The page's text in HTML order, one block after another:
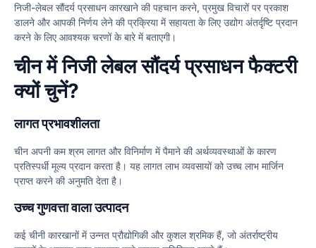
निजी-लेबल सौंदर्य प्रसाधन कारखाने की पहचान करने, प्रमुख विचारों पर प्रकाश
डालने और आपकी निर्णय लेने की प्रक्रिया में सहायता के लिए उद्योग अंतर्दृष्टि प्रदान
करने के लिए आवश्यक चरणों के बारे में बताएगी।
चीन में निजी लेबल सौंदर्य प्रसाधन फैक्टरी
क्यों चुनें?
लागत प्रभावशीलता
चीन अपनी कम श्रम लागत और विनिर्माण में पैमाने की अर्थव्यवस्थाओं के कारण
प्रतिस्पर्धी मूल्य प्रदान करता है। यह लागत लाभ व्यवसायों को उच्च लाभ मार्जिन
प्राप्त करने की अनुमति देता है।
उच्च गुणवत्ता वाला उत्पादन
कई चीनी कारखानों में उन्नत प्रौद्योगिकी और कुशल श्रमिक हैं, जो अंतर्राष्ट्रीय